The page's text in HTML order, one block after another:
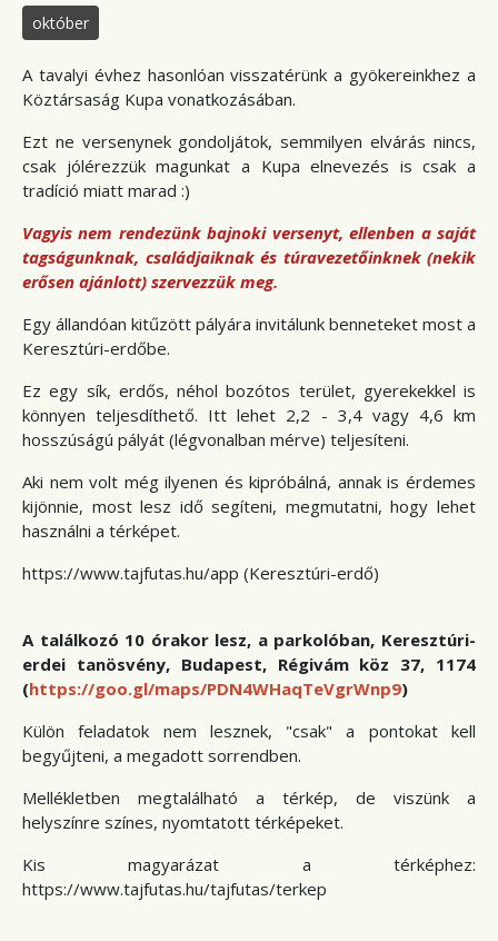
október
A tavalyi évhez hasonlóan visszatérünk a gyökereinkhez a
Köztársaság Kupa vonatkozásában.
Ezt ne versenynek gondoljátok, semmilyen elvárás nincs,
csak jólérezzük magunkat a Kupa elnevezés is csak a
tradíció miatt marad :)
Vagyis nem rendezünk bajnoki versenyt, ellenben a saját
tagságunknak, családjaiknak és túravezetőinknek (nekik
erősen ajánlott) szervezzük meg.
Egy állandóan kitűzött pályára invitálunk benneteket most a
Keresztúri-erdőbe.
Ez egy sík, erdős, néhol bozótos terület, gyerekekkel is
könnyen teljesdíthető. Itt lehet 2,2 - 3,4 vagy 4,6 km
hosszúságú pályát (légvonalban mérve) teljesíteni.
Aki nem volt még ilyenen és kipróbálná, annak is érdemes
kijönnie, most lesz idő segíteni, megmutatni, hogy lehet
használni a térképet.
https://www.tajfutas.hu/app (Keresztúri-erdő)
A találkozó 10 órakor lesz, a parkolóban, Keresztúri-
erdei tanösvény, Budapest, Régivám köz 37, 1174
(https://goo.gl/maps/PDN4WHaqTeVgrWnp9)
Külön feladatok nem lesznek, "csak" a pontokat kell
begyűjteni, a megadott sorrendben.
Mellékletben megtalálható a térkép, de viszünk a
helyszínre színes, nyomtatott térképeket.
Kis magyarázat a térképhez:
https://www.tajfutas.hu/tajfutas/terkep